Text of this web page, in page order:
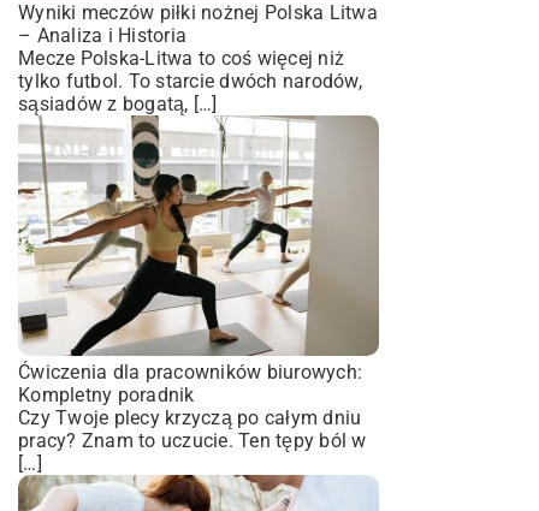
Wyniki meczów piłki nożnej Polska Litwa
– Analiza i Historia
Mecze Polska-Litwa to coś więcej niż
tylko futbol. To starcie dwóch narodów,
sąsiadów z bogatą, […]
Ćwiczenia dla pracowników biurowych:
Kompletny poradnik
Czy Twoje plecy krzyczą po całym dniu
pracy? Znam to uczucie. Ten tępy ból w
[…]